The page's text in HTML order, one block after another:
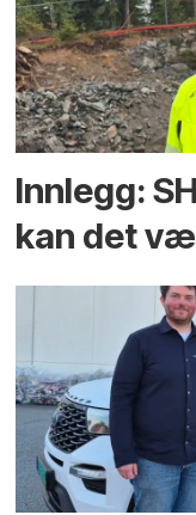
Innlegg:
kan det